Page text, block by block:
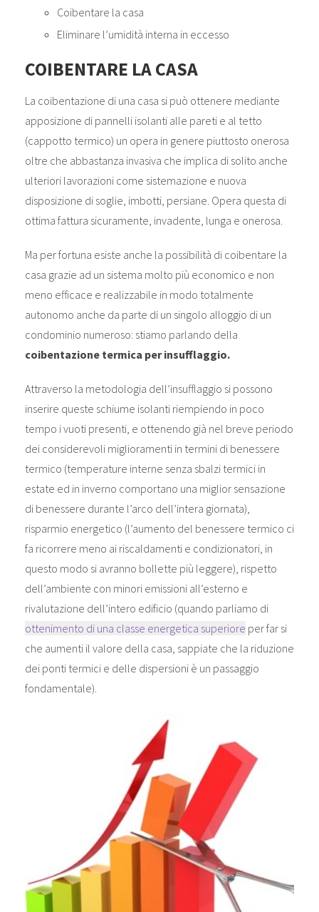
Coibentare la casa
Eliminare l’umidità interna in eccesso
COIBENTARE LA CASA
La coibentazione di una casa si può ottenere mediante
apposizione di pannelli isolanti alle pareti e al tetto
(cappotto termico) un opera in genere piuttosto onerosa
oltre che abbastanza invasiva che implica di solito anche
ulteriori lavorazioni come sistemazione e nuova
disposizione di soglie, imbotti, persiane. Opera questa di
ottima fattura sicuramente, invadente, lunga e onerosa.
Ma per fortuna esiste anche la possibilità di coibentare la
casa grazie ad un sistema molto più economico e non
meno efficace e realizzabile in modo totalmente
autonomo anche da parte di un singolo alloggio di un
condominio numeroso: stiamo parlando della
coibentazione termica per insufflaggio.
Attraverso la metodologia dell’insufflaggio si possono
inserire queste schiume isolanti riempiendo in poco
tempo i vuoti presenti, e ottenendo già nel breve periodo
dei considerevoli miglioramenti in termini di benessere
termico (temperature interne senza sbalzi termici in
estate ed in inverno comportano una miglior sensazione
di benessere durante l’arco dell’intera giornata),
risparmio energetico (l’aumento del benessere termico ci
fa ricorrere meno ai riscaldamenti e condizionatori, in
questo modo si avranno bollette più leggere), rispetto
dell’ambiente con minori emissioni all’esterno e
rivalutazione dell’intero edificio (quando parliamo di
ottenimento di una classe energetica superiore per far si
che aumenti il valore della casa, sappiate che la riduzione
dei ponti termici e delle dispersioni è un passaggio
fondamentale).